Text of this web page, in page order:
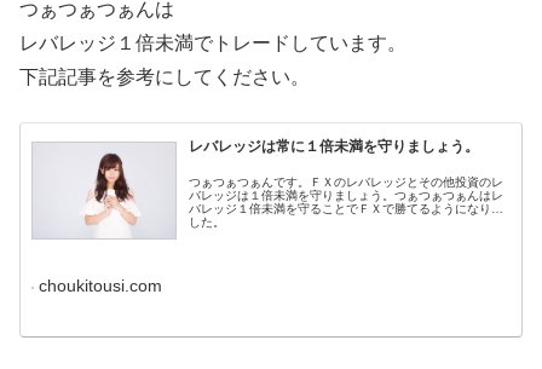
つぁつぁつぁんは
レバレッジ１倍未満でトレードしています。
下記記事を参考にしてください。
レバレッジは常に１倍未満を守りましょう。
つぁつぁつぁんです。ＦＸのレバレッジとその他投資のレ
バレッジは１倍未満を守りましょう。つぁつぁつぁんはレ
バレッジ１倍未満を守ることでＦＸで勝てるようになりま
した。
choukitousi.com